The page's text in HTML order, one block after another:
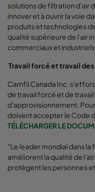
solutions de filtration d'air
innover et à ouvrir la voie
produits et technologies
qualité supérieure de l'air
commerciaux et
Travail forcé et travail
Camfil Canada Inc.
de travail forcé et de
d'approvisionnement.
doivent accepter le Code
TÉLÉCHARGER LE
"Le leader mondial dans la
améliorent la qualité de
protègent les personnes